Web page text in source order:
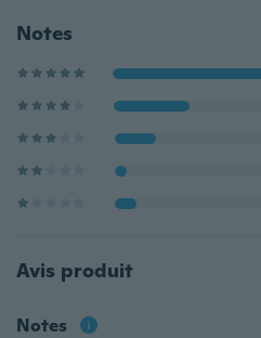
Notes
Avis produit
Notes